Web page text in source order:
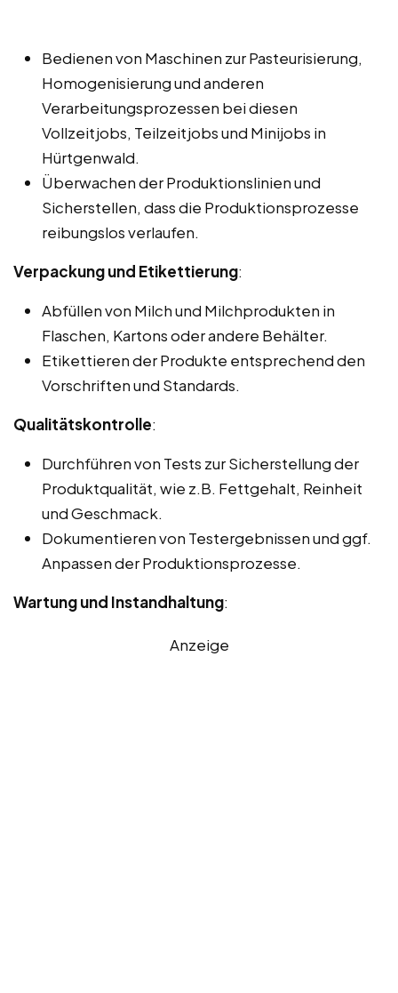
Bedienen von Maschinen zur Pasteurisierung,
Homogenisierung und anderen
Verarbeitungsprozessen bei diesen
Vollzeitjobs, Teilzeitjobs und Minijobs in
Hürtgenwald.
Überwachen der Produktionslinien und
Sicherstellen, dass die Produktionsprozesse
reibungslos verlaufen.
Verpackung und Etikettierung:
Abfüllen von Milch und Milchprodukten in
Flaschen, Kartons oder andere Behälter.
Etikettieren der Produkte entsprechend den
Vorschriften und Standards.
Qualitätskontrolle:
Durchführen von Tests zur Sicherstellung der
Produktqualität, wie z.B. Fettgehalt, Reinheit
und Geschmack.
Dokumentieren von Testergebnissen und ggf.
Anpassen der Produktionsprozesse.
Wartung und Instandhaltung:
Anzeige